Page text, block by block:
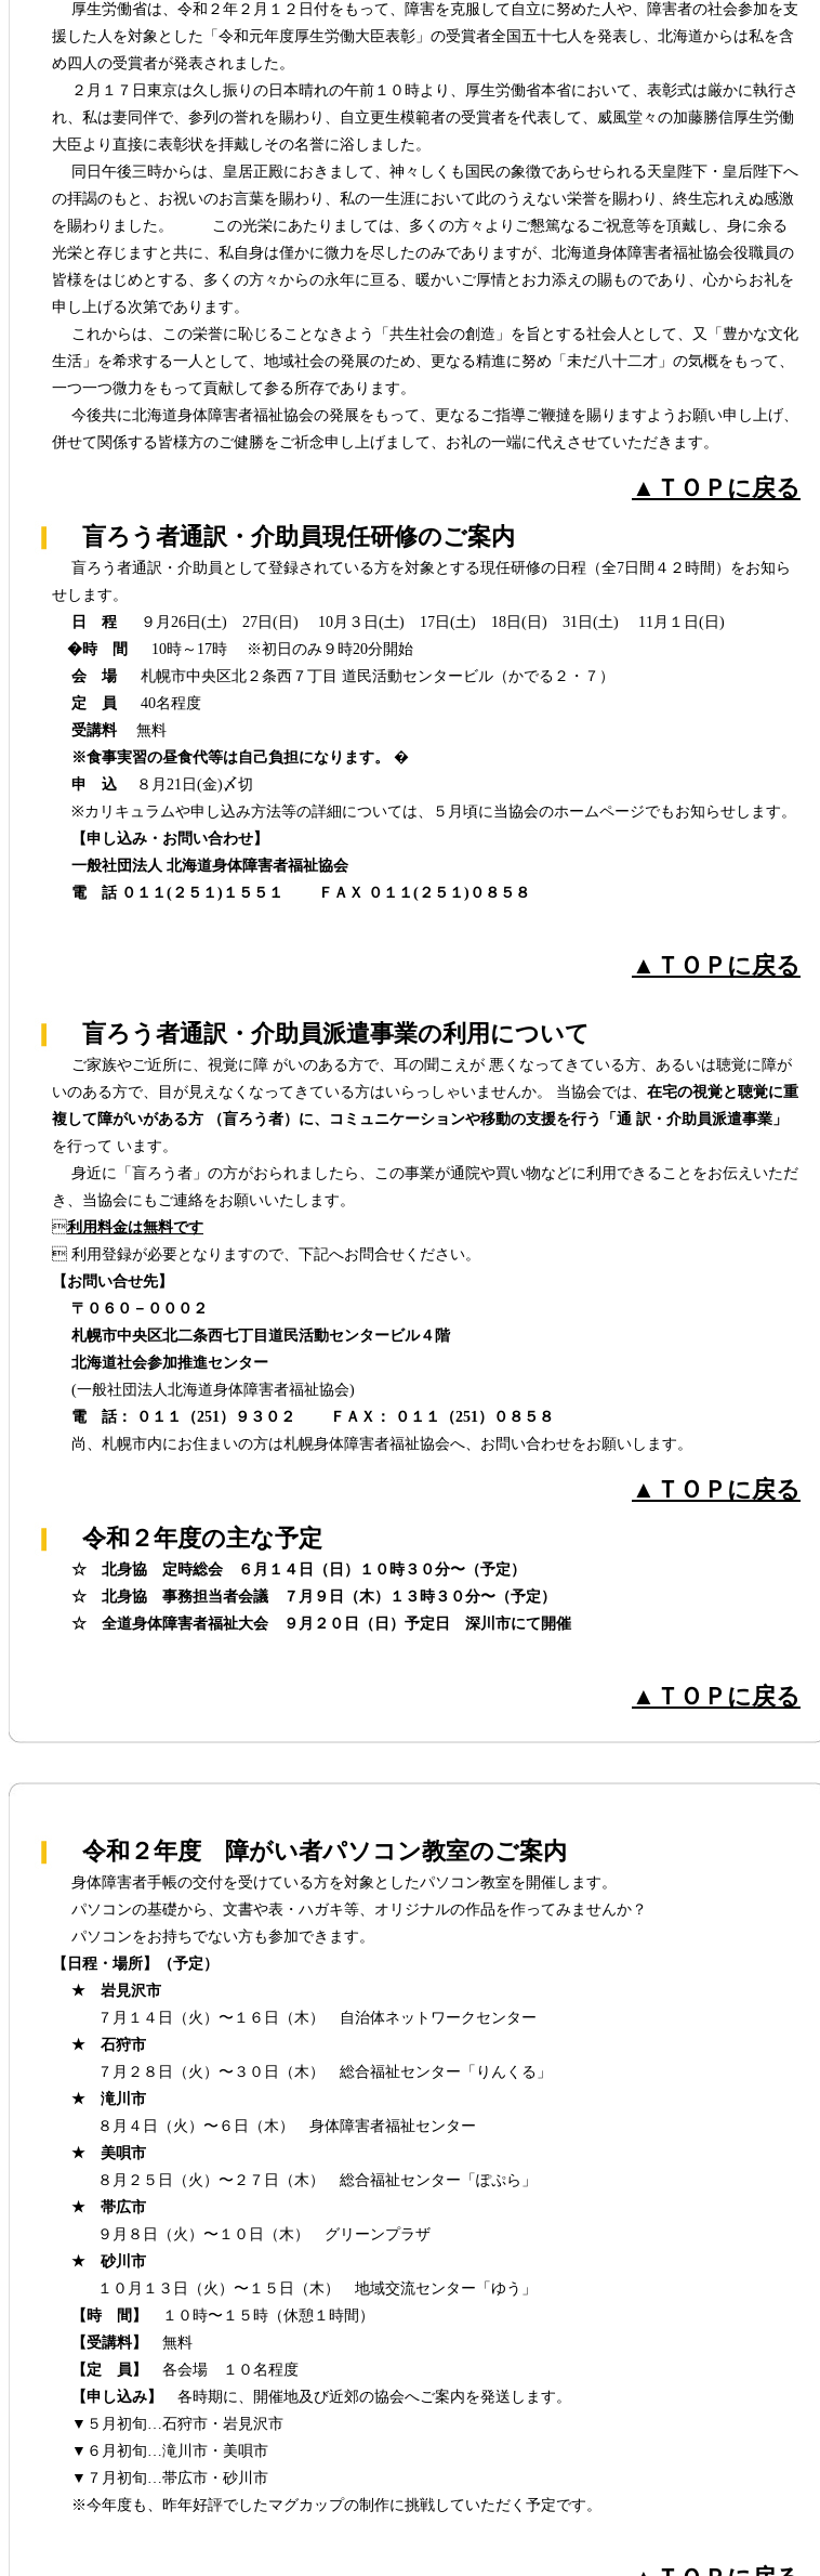
厚生労働省は、令和２年２月１２日付をもって、障害を克服して自立に努めた人や、障害者の社会参加を支
援した人を対象とした「令和元年度厚生労働大臣表彰」の受賞者全国五十七人を発表し、北海道からは私を含
め四人の受賞者が発表されました。
２月１７日東京は久し振りの日本晴れの午前１０時より、厚生労働省本省において、表彰式は厳かに執行さ
れ、私は妻同伴で、参列の誉れを賜わり、自立更生模範者の受賞者を代表して、威風堂々の加藤勝信厚生労働
大臣より直接に表彰状を拝戴しその名誉に浴しました。
同日午後三時からは、皇居正殿におきまして、神々しくも国民の象徴であらせられる天皇陛下・皇后陛下へ
の拝謁のもと、お祝いのお言葉を賜わり、私の一生涯において此のうえない栄誉を賜わり、終生忘れえぬ感激
を賜わりました。 この光栄にあたりましては、多くの方々よりご懇篤なるご祝意等を頂戴し、身に余る
光栄と存じますと共に、私自身は僅かに微力を尽したのみでありますが、北海道身体障害者福祉協会役職員の
皆様をはじめとする、多くの方々からの永年に亘る、暖かいご厚情とお力添えの賜ものであり、心からお礼を
申し上げる次第であります。
これからは、この栄誉に恥じることなきよう「共生社会の創造」を旨とする社会人として、又「豊かな文化
生活」を希求する一人として、地域社会の発展のため、更なる精進に努め「未だ八十二才」の気概をもって、
一つ一つ微力をもって貢献して参る所存であります。
今後共に北海道身体障害者福祉協会の発展をもって、更なるご指導ご鞭撻を賜りますようお願い申し上げ、
併せて関係する皆様方のご健勝をご祈念申し上げまして、お礼の一端に代えさせていただきます。
▲ＴＯＰに戻る
盲ろう者通訳・介助員現任研修のご案内
盲ろう者通訳・介助員として登録されている方を対象とする現任研修の日程（全7日間４２時間）をお知ら
せします。
日 程 ９月26日(土) 27日(日) 10月３日(土) 17日(土) 18日(日) 31日(土) 11月１日(日)
�時 間
10時～17時 ※初日のみ９時20分開始
会 場札幌市中央区北２条西７丁目 道民活動センタービル（かでる２・７）
定 員 40名程度
受講料無料
※食事実習の昼食代等は自己負担になります。
�
申 込 ８月21日(金)〆切
※カリキュラムや申し込み方法等の詳細については、５月頃に当協会のホームページでもお知らせします。
【申し込み・お問い合わせ】
一般社団法人 北海道身体障害者福祉協会
電 話 ０１１(２５１)１５５１ ＦＡＸ ０１１(２５１)０８５８
▲ＴＯＰに戻る
盲ろう者通訳・介助員派遣事業の利用について
ご家族やご近所に、視覚に障 がいのある方で、耳の聞こえが 悪くなってきている方、あるいは聴覚に障が
いのある方で、目が見えなくなってきている方はいらっしゃいませんか。 当協会では、 在宅の視覚と聴覚に重
複して障がいがある方 （盲ろう者）に、コミュニケーションや移動の支援を行う「通 訳・介助員派遣事業」
を行って います。
身近に「盲ろう者」の方がおられましたら、この事業が通院や買い物などに利用できることをお伝えいただ
き、当協会にもご連絡をお願いいたします。
利用料金は無料です
 利用登録が必要となりますので、下記へお問合せください。
【お問い合せ先】
〒０６０－０００２
札幌市中央区北二条西七丁目道民活動センタービル４階
北海道社会参加推進センター
(一般社団法人北海道身体障害者福祉協会)
電 話： ０１１（251）９３０２ ＦＡＸ： ０１１（251）０８５８
尚、札幌市内にお住まいの方は札幌身体障害者福祉協会へ、お問い合わせをお願いします。
▲ＴＯＰに戻る
令和２年度の主な予定
☆ 北身協 定時総会 ６月１４日（日）１０時３０分〜（予定）
☆ 北身協 事務担当者会議 ７月９日（木）１３時３０分〜（予定）
☆ 全道身体障害者福祉大会 ９月２０日（日）予定日 深川市にて開催
▲ＴＯＰに戻る
令和２年度 障がい者パソコン教室のご案内
身体障害者手帳の交付を受けている方を対象としたパソコン教室を開催します。
パソコンの基礎から、文書や表・ハガキ等、オリジナルの作品を作ってみませんか？
パソコンをお持ちでない方も参加できます。
【日程・場所】（予定）
★ 岩見沢市
７月１４日（火）〜１６日（木） 自治体ネットワークセンター
★ 石狩市
７月２８日（火）〜３０日（木） 総合福祉センター「りんくる」
★ 滝川市
８月４日（火）〜６日（木） 身体障害者福祉センター
★ 美唄市
８月２５日（火）〜２７日（木） 総合福祉センター「ぽぷら」
★ 帯広市
９月８日（火）〜１０日（木） グリーンプラザ
★ 砂川市
１０月１３日（火）〜１５日（木） 地域交流センター「ゆう」
【時 間】
１０時〜１５時（休憩１時間）
【受講料】
無料
【定 員】
各会場 １０名程度
【申し込み】
各時期に、開催地及び近郊の協会へご案内を発送します。
▼５月初旬…石狩市・岩見沢市
▼６月初旬…滝川市・美唄市
▼７月初旬…帯広市・砂川市
※今年度も、昨年好評でしたマグカップの制作に挑戦していただく予定です。